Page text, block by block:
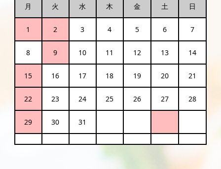
月 火 水 木 金 土 日
1 2 3 4 5 6 7
8 9 10 11 12 13 14
15 16 17 18 19 20 21
22 23 24 25 26 27 28
29 30 31